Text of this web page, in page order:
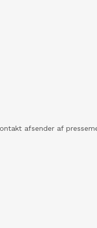
afsender af